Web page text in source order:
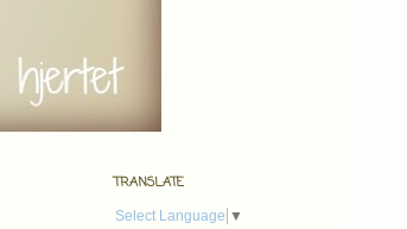
TRANSLATE
Select Language ▼